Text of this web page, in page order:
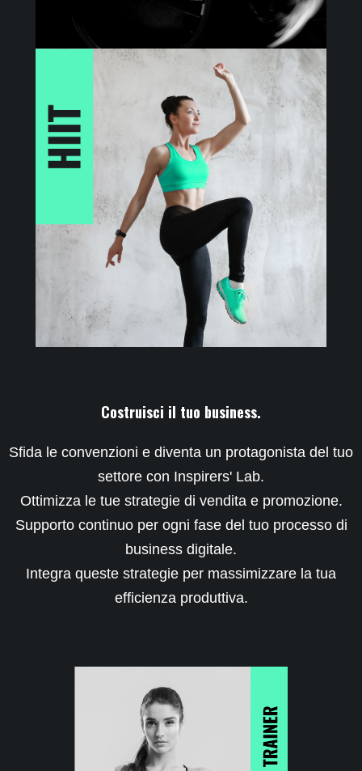
Costruisci il tuo business.
Sfida le convenzioni e diventa un protagonista del tuo
settore con Inspirers' Lab.
Ottimizza le tue strategie di vendita e promozione.
Supporto continuo per ogni fase del tuo processo di
business digitale.
Integra queste strategie per massimizzare la tua
efficienza produttiva.